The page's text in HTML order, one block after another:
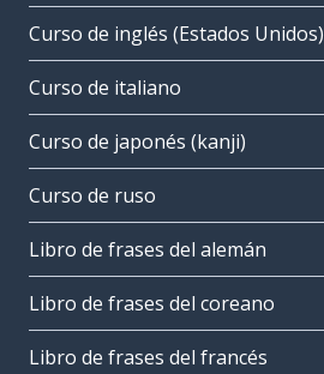
Curso de inglés (Estados Unidos)
Curso de italiano
Curso de japonés (kanji)
Curso de ruso
Libro de frases del alemán
Libro de frases del coreano
Libro de frases del francés